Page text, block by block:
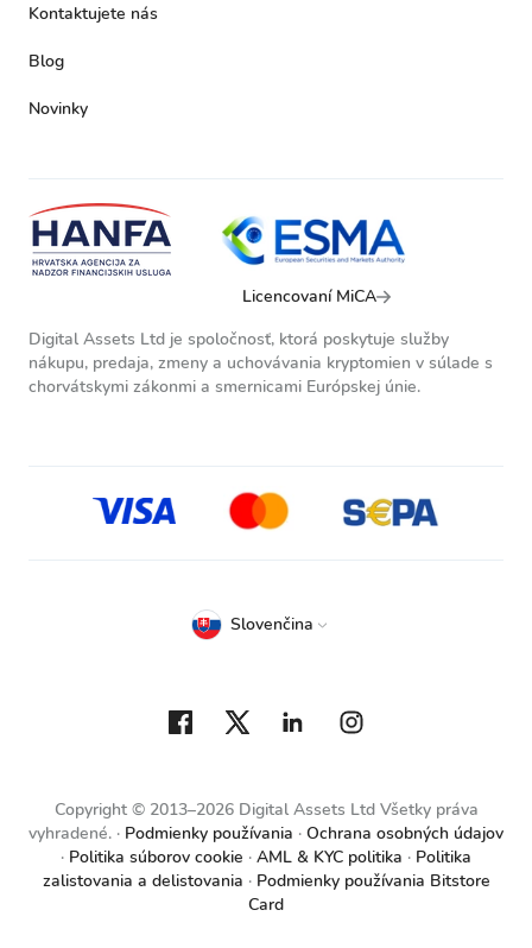
Kontaktujete nás
Blog
Novinky
Licencovaní MiCA
Digital Assets Ltd je spoločnosť, ktorá poskytuje služby
nákupu, predaja, zmeny a uchovávania kryptomien v súlade s
chorvátskymi zákonmi a smernicami Európskej únie.
Copyright © 2013–2026 Digital Assets Ltd Všetky práva
vyhradené.
Podmienky používania
Ochrana osobných údajov
Politika súborov cookie
AML & KYC politika
Politika
zalistovania a delistovania
Podmienky používania Bitstore
Card
Slovenčina